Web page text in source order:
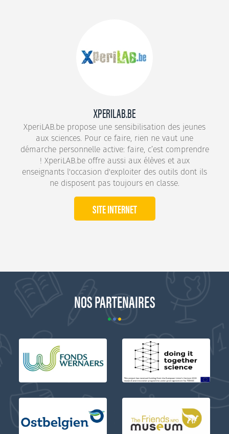
XPERILAB.BE
XperiLAB.be propose une sensibilisation des jeunes
aux sciences. Pour ce faire, rien ne vaut une
démarche personnelle active: faire, c’est comprendre
! XperiLAB.be offre aussi aux élèves et aux
enseignants l'occasion d'exploiter des outils dont ils
ne disposent pas toujours en classe.
SITE INTERNET
NOS PARTENAIRES